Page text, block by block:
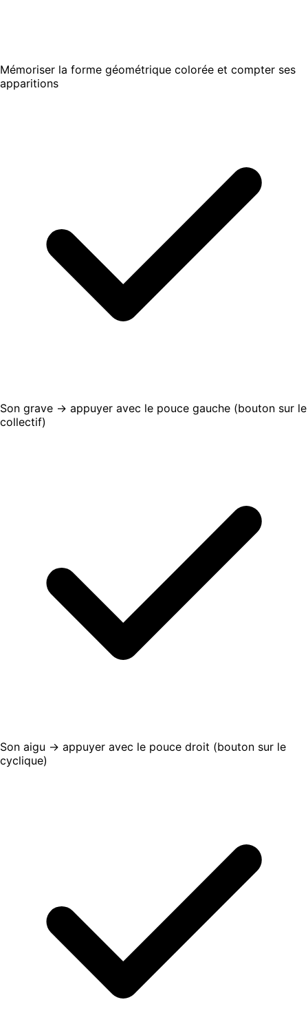
Mémoriser la forme géométrique colorée et compter ses
apparitions
Son grave → appuyer avec le pouce gauche (bouton sur le
collectif)
Son aigu → appuyer avec le pouce droit (bouton sur le
cyclique)